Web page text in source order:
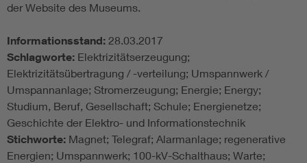
der Website des Museums.
Informationsstand: 28.03.2017
Schlagworte: Elektrizitätserzeugung;
Elektrizitätsübertragung / -verteilung; Umspannwerk /
Umspannanlage; Stromerzeugung; Energie; Energy;
Studium, Beruf, Gesellschaft; Schule; Energienetze;
Geschichte der Elektro- und Informationstechnik
Stichworte: Magnet; Telegraf; Alarmanlage; regenerative
Energien; Umspannwerk; 100-kV-Schalthaus; Warte;